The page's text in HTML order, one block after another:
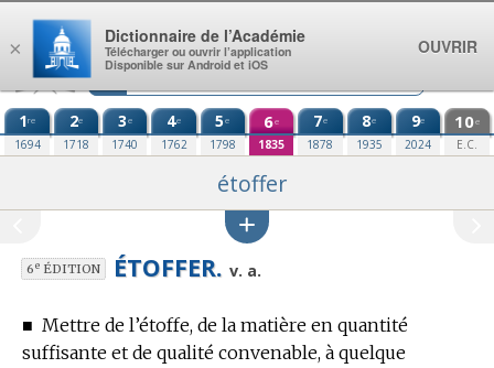
Aller au contenu
1re
1694
2e
1718
3e
1740
4e
1762
5e
1798
6e
1835
7e
1878
8e
1935
9e
2024
10e
E.C.
étoffer
6eÉDITION ÉTOFFER. v. a.
■ Mettre de l’étoffe, de la matière en quantité
suffisante et de qualité convenable, à quelque
×
Dictionnaire de l’Académie
Télécharger ou ouvrir l’application
Disponible sur Android et iOS
OUVRIR